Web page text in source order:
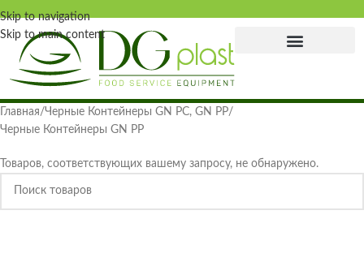
Skip to navigation
Skip to main content
Главная Черные Контейнеры GN PC, GN PP
Черные Контейнеры GN PP
Товаров, соответствующих вашему запросу, не обнаружено.